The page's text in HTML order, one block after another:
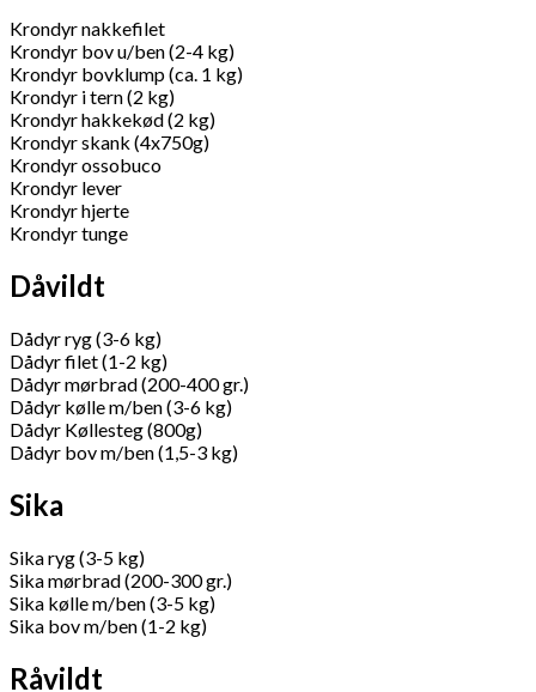
Krondyr nakkefilet
Krondyr bov u/ben (2-4 kg)
Krondyr bovklump (ca. 1 kg)
Krondyr i tern (2 kg)
Krondyr hakkekød (2 kg)
Krondyr skank (4x750g)
Krondyr ossobuco
Krondyr lever
Krondyr hjerte
Krondyr tunge
Dåvildt
Dådyr ryg (3-6 kg)
Dådyr filet (1-2 kg)
Dådyr mørbrad (200-400 gr.)
Dådyr kølle m/ben (3-6 kg)
Dådyr Køllesteg (800g)
Dådyr bov m/ben (1,5-3 kg)
Sika
Sika ryg (3-5 kg)
Sika mørbrad (200-300 gr.)
Sika kølle m/ben (3-5 kg)
Sika bov m/ben (1-2 kg)
Råvildt